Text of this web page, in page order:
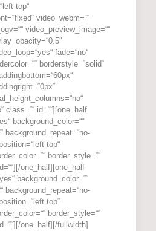
top“
video_webm=““
video_preview_image=““
fade=“no“
borderstyle=“solid“
class=““ id=““][one_half
background_color=““
background_repeat=“no-
top“
border_style=““
one_half][one_half
background_color=““
background_repeat=“no-
top“
border_style=““
one_half][/fullwidth]